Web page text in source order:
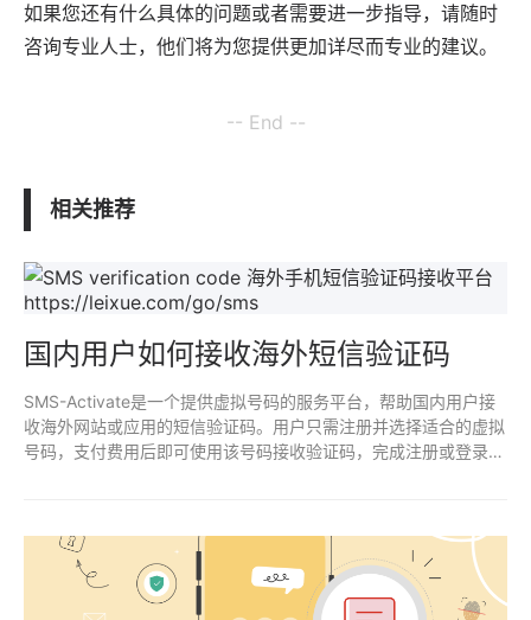
如果您还有什么具体的问题或者需要进一步指导，请随时
咨询专业人士，他们将为您提供更加详尽而专业的建议。
-- End --
相关推荐
国内用户如何接收海外短信验证码
SMS-Activate是一个提供虚拟号码的服务平台，帮助国内用户接
收海外网站或应用的短信验证码。用户只需注册并选择适合的虚拟
号码，支付费用后即可使用该号码接收验证码，完成注册或登录操